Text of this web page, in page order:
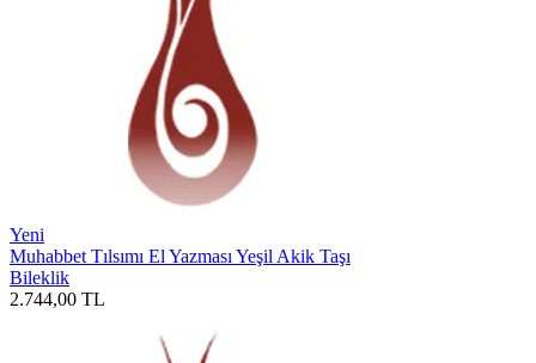
Yeni
Muhabbet Tılsımı El Yazması Yeşil Akik Taşı
Bileklik
2.744,00 TL